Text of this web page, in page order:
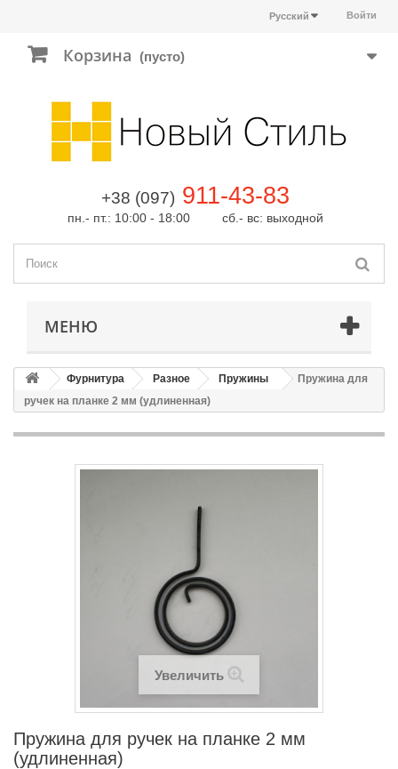
Войти
Русский
Корзина (пусто)
+38 (097) 911-43-83
пн.- пт.: 10:00 - 18:00 сб.- вс: выходной
МЕНЮ
Фурнитура Разное Пружины
Пружина для
ручек на планке 2 мм (удлиненная)
Увеличить
Пружина для ручек на планке 2 мм
(удлиненная)